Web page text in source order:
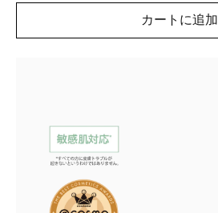
カートに追加